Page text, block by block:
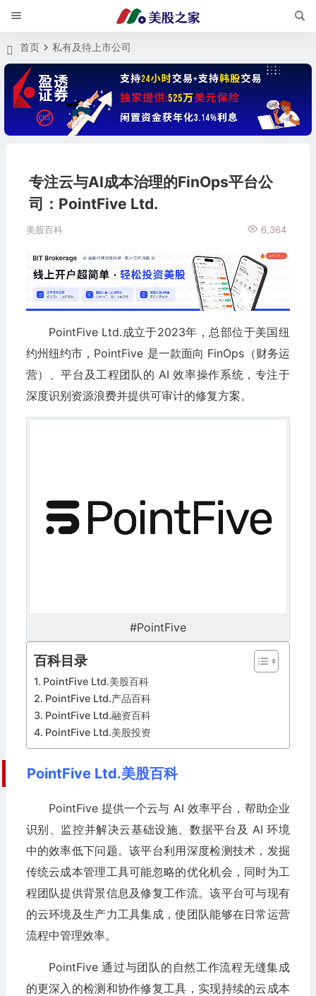
首页 私有及待上市公司
专注云与AI成本治理的FinOps平台公
司：PointFive Ltd.
美股百科 6,364
PointFive Ltd.成立于2023年，总部位于美国纽
约州纽约市，PointFive 是一款面向 FinOps（财务运
营）、平台及工程团队的 AI 效率操作系统，专注于
深度识别资源浪费并提供可审计的修复方案。
#PointFive
百科目录
PointFive Ltd.美股百科
PointFive Ltd.产品百科
PointFive Ltd.融资百科
PointFive Ltd.美股投资
PointFive Ltd.美股百科
PointFive 提供一个云与 AI 效率平台，帮助企业
识别、监控并解决云基础设施、数据平台及 AI 环境
中的效率低下问题。该平台利用深度检测技术，发掘
传统云成本管理工具可能忽略的优化机会，同时为工
程团队提供背景信息及修复工作流。该平台可与现有
的云环境及生产力工具集成，使团队能够在日常运营
流程中管理效率。
PointFive 通过与团队的自然工作流程无缝集成
的更深入的检测和协作修复工具，实现持续的云成本